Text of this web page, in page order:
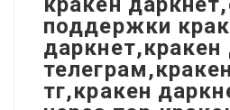
поддержки
даркнет,кракен
тг,кракен